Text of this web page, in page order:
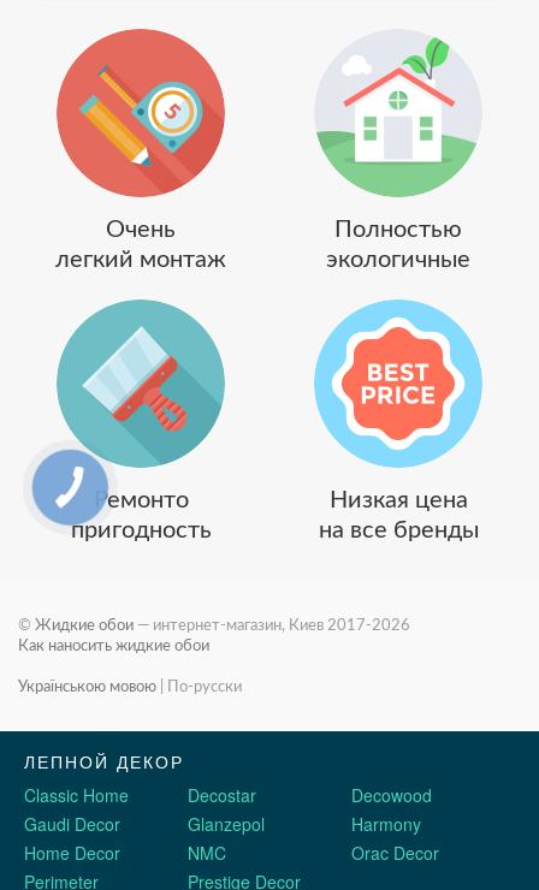
Очень
легкий монтаж
Полностью
экологичные
Ремонто
пригодность
Низкая цена
на все бренды
© Жидкие обои — интернет-магазин, Киев 2017-2026
Как наносить жидкие обои
Українською мовою По-русски
ЛЕПНОЙ ДЕКОР
Classic Home
Decostar
Decowood
Gaudi Decor
Glanzepol
Harmony
Home Decor
NMC
Orac Decor
Perimeter
Prestige Decor